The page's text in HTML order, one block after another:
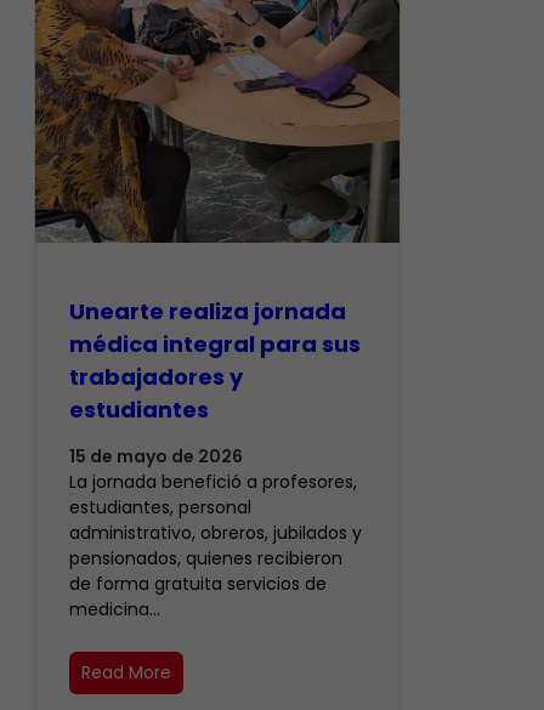
​Unearte realiza jornada
médica integral para sus
trabajadores y
estudiantes
15 de mayo de 2026
La jornada benefició a profesores,
estudiantes, personal
administrativo, obreros, jubilados y
pensionados, quienes recibieron
de forma gratuita servicios de
medicina…
Read More